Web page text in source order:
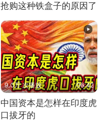
抢购这种铁盒子的原因了
9.0万 次播放 06:42
中国资本是怎样在印度虎
口拔牙的